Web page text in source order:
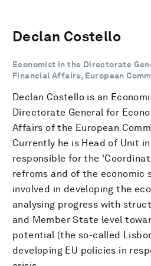
Declan Costello
Economist in the Directorate
Financial Affairs, European
Declan Costello is an
Directorate General for
Affairs of the European
Currently he is Head of Unit
responsible for the
refroms and of the economic
involved in developing the
analysing progress with
and Member State level
potential (the so-called
developing EU policies in